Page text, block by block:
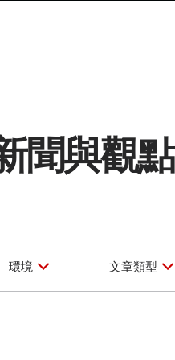
聞與觀點
環境 文章類型